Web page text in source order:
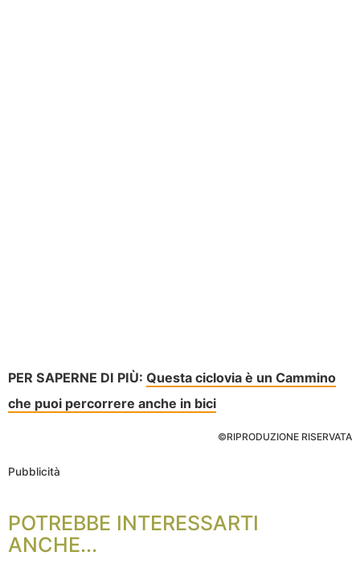
PER SAPERNE DI PIÙ: Questa ciclovia è un Cammino
che puoi percorrere anche in bici
©RIPRODUZIONE RISERVATA
Pubblicità
POTREBBE INTERESSARTI
ANCHE...